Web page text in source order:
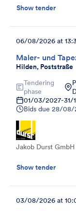
Show tender
Maler- und
Hilden, Poststraße
06/08/2026 at
Tendering
phase
01/03/2027-31/
Bids due 28/08/
Jakob Durst
Show tender
03/08/2026 at